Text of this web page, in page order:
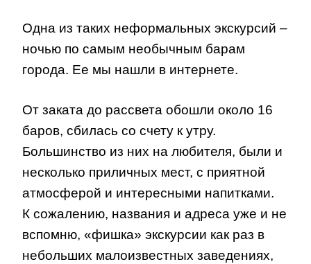
Одна из таких неформальных экскурсий –
ночью по самым необычным барам
города. Ее мы нашли в интернете.
От заката до рассвета обошли около 16
баров, сбилась со счету к утру.
Большинство из них на любителя, были и
несколько приличных мест, с приятной
атмосферой и интересными напитками.
К сожалению, названия и адреса уже и не
вспомню, «фишка» экскурсии как раз в
небольших малоизвестных заведениях,